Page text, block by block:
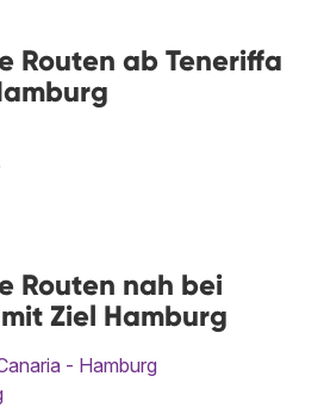
Routen ab Teneriffa
Routen nah bei
Ziel Hamburg
- Hamburg